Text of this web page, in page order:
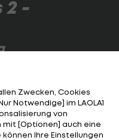
2 -
Spiele in
Zwecken, Cookies
Notwendige] im LAOLA1
von
mit [Optionen] auch eine
Ihre Einstellungen